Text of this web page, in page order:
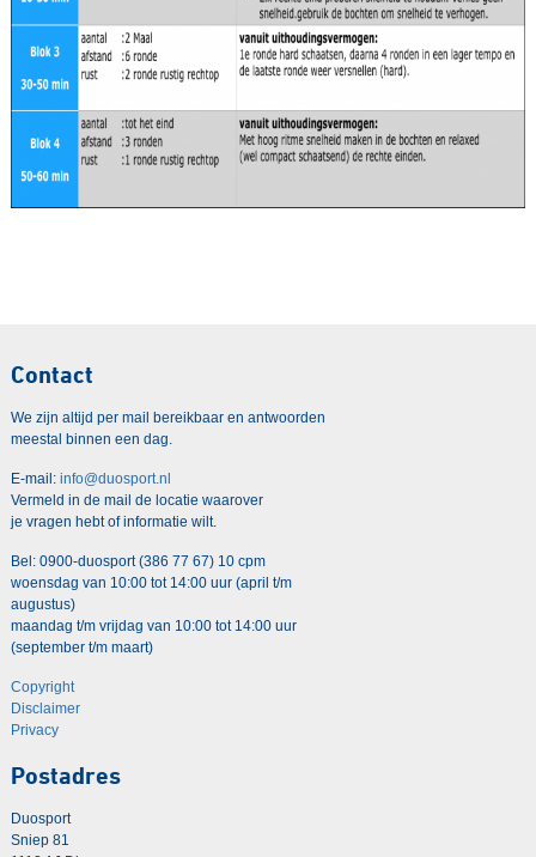
Contact
We zijn altijd per mail bereikbaar en antwoorden
meestal binnen een dag.
E-mail: info@duosport.nl
Vermeld in de mail de locatie waarover
je vragen hebt of informatie wilt.
Bel: 0900-duosport (386 77 67) 10 cpm
woensdag van 10:00 tot 14:00 uur (april t/m
augustus)
maandag t/m vrijdag van 10:00 tot 14:00 uur
(september t/m maart)
Copyright
Disclaimer
Privacy
Postadres
Duosport
Sniep 81